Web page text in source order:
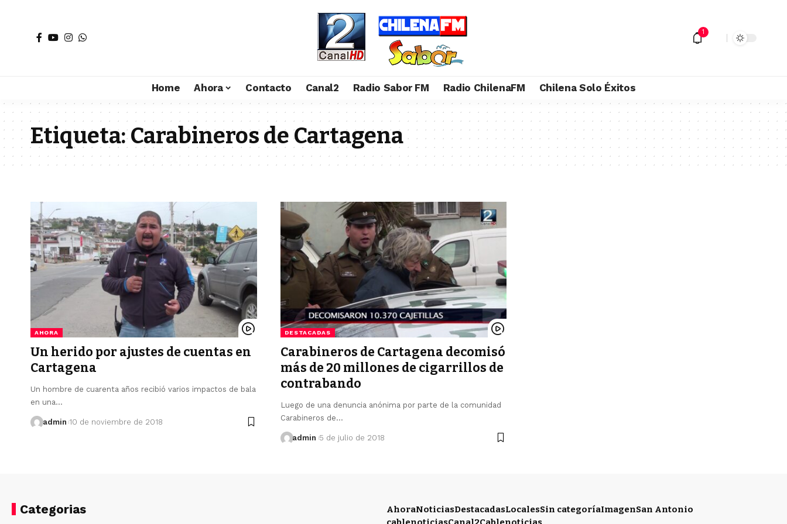
1
Home Ahora Contacto Canal2 Radio Sabor FM Radio ChilenaFM Chilena Solo Éxitos
Etiqueta:Carabineros de Cartagena
AHORA
Un herido por ajustes de cuentas en
Cartagena
Un hombre de cuarenta años recibió varios impactos de bala
en una…
admin 10 de noviembre de 2018
DESTACADAS
Carabineros de Cartagena decomisó
más de 20 millones de cigarrillos de
contrabando
Luego de una denuncia anónima por parte de la comunidad
Carabineros de…
admin 5 de julio de 2018
Categorias AhoraNoticiasDestacadasLocalesSin categoríaImagenSan Antonio